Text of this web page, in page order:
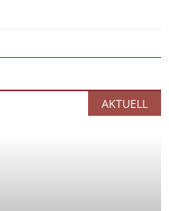
AKTUELL